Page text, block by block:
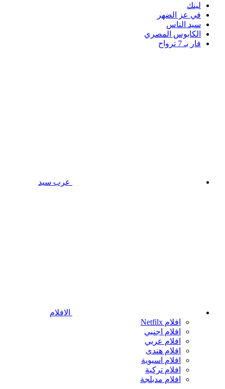
لينك
في عز الضهر
سيد الناس
الكابوس المصري
فار بـ 7 ترواح
عرب سيد
الافلام
افلام Netfilx
افلام اجنبي
افلام عربي
افلام هندى
افلام اسيوية
افلام تركية
افلام مدبلجة